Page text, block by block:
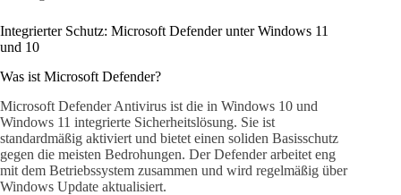
Integrierter Schutz: Microsoft Defender unter Windows 11
und 10
Was ist Microsoft Defender?
Microsoft Defender Antivirus ist die in Windows 10 und
Windows 11 integrierte Sicherheitslösung. Sie ist
standardmäßig aktiviert und bietet einen soliden Basisschutz
gegen die meisten Bedrohungen. Der Defender arbeitet eng
mit dem Betriebssystem zusammen und wird regelmäßig über
Windows Update aktualisiert.